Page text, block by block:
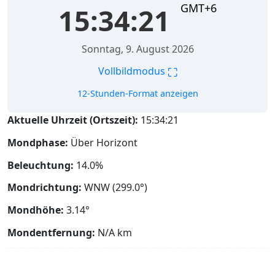
15:34:22 GMT+6
Sonntag, 9. August 2026
Vollbildmodus ⛶
12-Stunden-Format anzeigen
Aktuelle Uhrzeit (Ortszeit): 15:34:22
Mondphase: Über Horizont
Beleuchtung: 14.0%
Mondrichtung: WNW (299.0°)
Mondhöhe: 3.14°
Mondentfernung: N/A km